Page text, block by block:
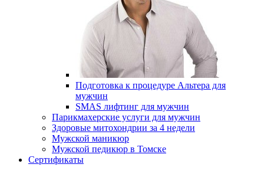
Подготовка к процедуре Альтера для
мужчин
SMAS лифтинг для мужчин
Парикмахерские услуги для мужчин
Здоровые митохондрии за 4 недели
Мужской маникюр
Мужской педикюр в Томске
Сертификаты